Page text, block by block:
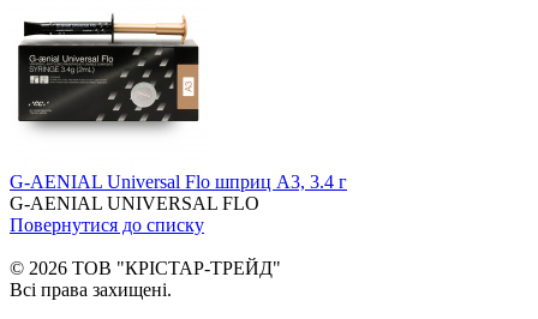
G-AENIAL Universal Flo шприц A3, 3.4 г
G-AENIAL UNIVERSAL FLO
Повернутися до списку
© 2026 ТОВ "КРІСТАР-ТРЕЙД"
Всі права захищені.